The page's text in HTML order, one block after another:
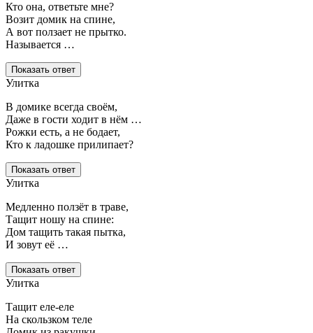
Кто она, ответьте мне?
Возит домик на спине,
А вот ползает не прытко.
Называется …
Показать ответ
Улитка
В домике всегда своём,
Даже в гости ходит в нём …
Рожки есть, а не бодает,
Кто к ладошке прилипает?
Показать ответ
Улитка
Медленно ползёт в траве,
Тащит ношу на спине:
Дом тащить такая пытка,
И зовут её …
Показать ответ
Улитка
Тащит еле-еле
На скользком теле